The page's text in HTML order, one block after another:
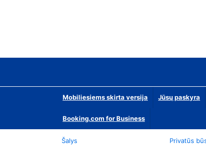
Mobiliesiems skirta versija Jūsų paskyra
Booking.com for Business
Šalys
Privatūs